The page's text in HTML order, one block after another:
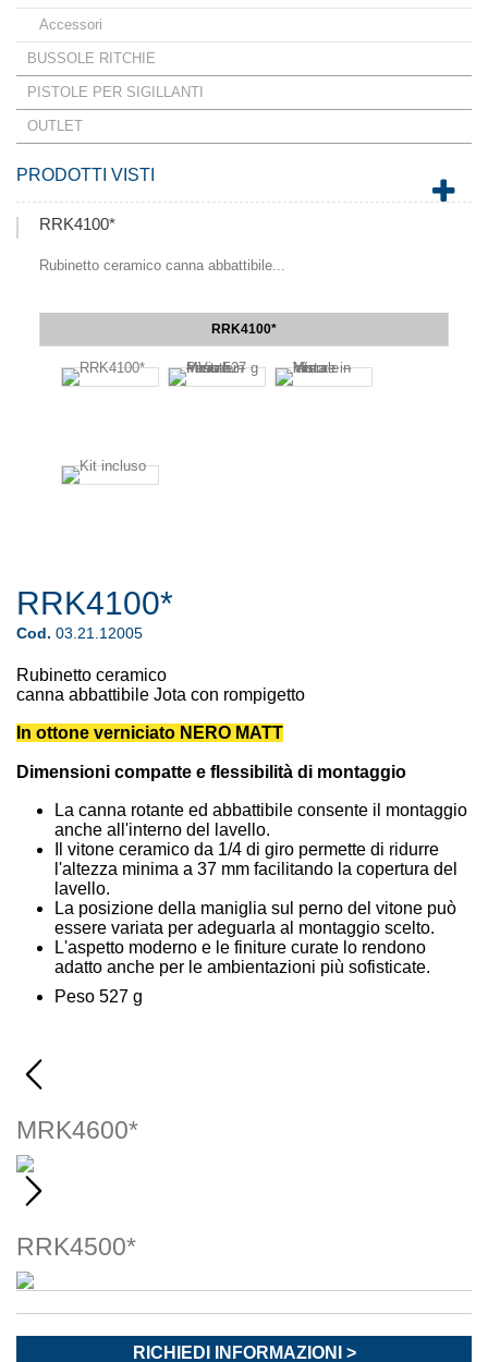
Accessori
BUSSOLE RITCHIE
PISTOLE PER SIGILLANTI
OUTLET
PRODOTTI VISTI
RRK4100*
Rubinetto ceramico canna abbattibile...
RRK4100*
RRK4100*
Cod. 03.21.12005
Rubinetto ceramico
canna abbattibile Jota con rompigetto
In ottone verniciato NERO MATT
Dimensioni compatte e flessibilità di montaggio
La canna rotante ed abbattibile consente il montaggio
anche all'interno del lavello.
Il vitone ceramico da 1/4 di giro permette di ridurre
l'altezza minima a 37 mm facilitando la copertura del
lavello.
La posizione della maniglia sul perno del vitone può
essere variata per adeguarla al montaggio scelto.
L'aspetto moderno e le finiture curate lo rendono
adatto anche per le ambientazioni più sofisticate.
Peso 527 g
MRK4600*
RRK4500*
RICHIEDI INFORMAZIONI >